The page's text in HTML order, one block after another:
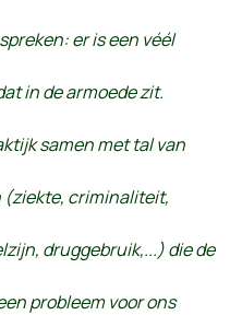
er is een véél
in de armoede zit.
samen met tal van
(ziekte, criminaliteit,
druggebruik,...) die de
probleem voor ons